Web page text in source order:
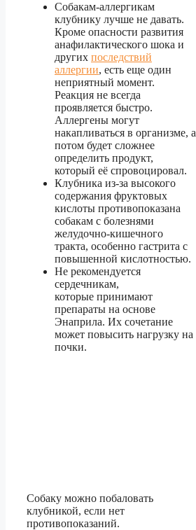
Собакам-аллергикам
клубнику лучше не давать.
Кроме опасности развития
анафилактического шока и
других последствий
аллергии, есть еще один
неприятный момент.
Реакция не всегда
проявляется быстро.
Аллергены могут
накапливаться в организме, а
потом будет сложнее
определить продукт,
который её спровоцировал.
Клубника из-за высокого
содержания фруктовых
кислоты противопоказана
собакам с болезнями
желудочно-кишечного
тракта, особенно гастрита с
повышенной кислотностью.
Не рекомендуется
сердечникам,
которые принимают
препараты на основе
Энаприла. Их сочетание
может повысить нагрузку на
почки.
Собаку можно побаловать
клубникой, если нет
противопоказаний.